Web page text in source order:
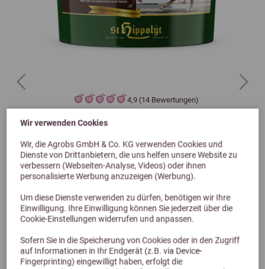
Wir verwenden Cookies
Wir, die Agrobs GmbH & Co. KG verwenden Cookies und
Dienste von Drittanbietern, die uns helfen unsere Website zu
verbessern (Webseiten-Analyse, Videos) oder ihnen
personalisierte Werbung anzuzeigen (Werbung).
Um diese Dienste verwenden zu dürfen, benötigen wir Ihre
Einwilligung. Ihre Einwilligung können Sie jederzeit über die
Cookie-Einstellungen widerrufen und anpassen.
Sofern Sie in die Speicherung von Cookies oder in den Zugriff
auf Informationen in Ihr Endgerät (z.B. via Device-
Fingerprinting) eingewilligt haben, erfolgt die
4,9 (14 Bewertungen)
St. Hippolyt WES Bodyguard Pellet 10kg
79,70 €
Previous Next